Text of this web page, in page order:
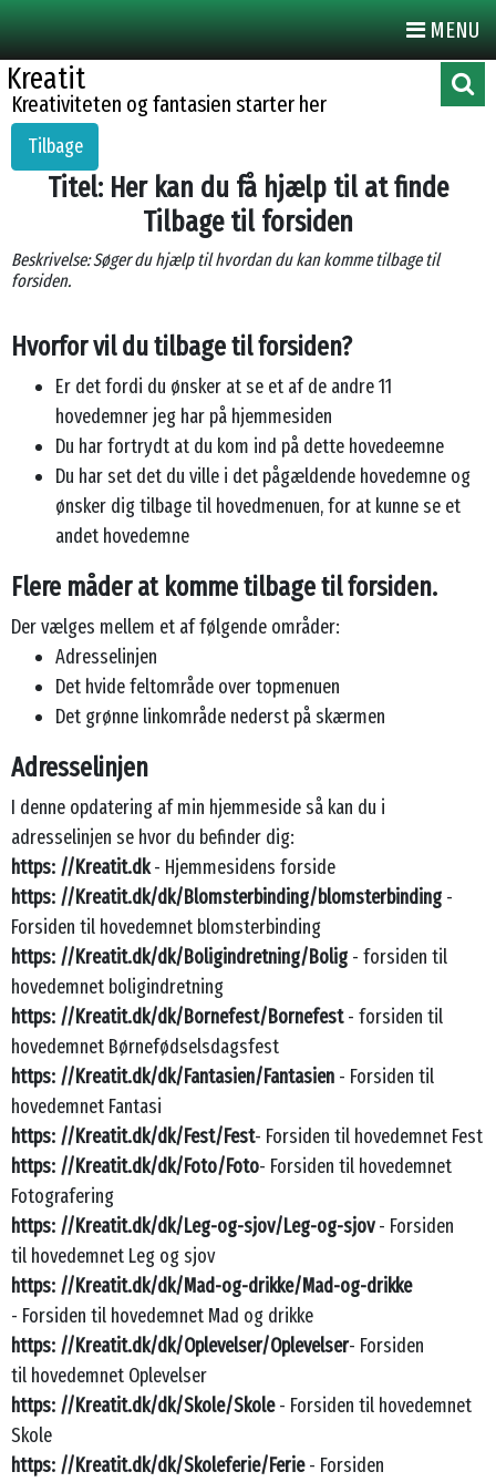
Kreatit
Kreativiteten og fantasien starter her
MENU
Tilbage
Titel: Her kan du få hjælp til at finde
Tilbage til forsiden
Beskrivelse: Søger du hjælp til hvordan du kan komme tilbage til
forsiden.
Hvorfor vil du tilbage til forsiden?
Er det fordi du ønsker at se et af de andre 11
hovedemner jeg har på hjemmesiden
Du har fortrydt at du kom ind på dette hovedeemne
Du har set det du ville i det pågældende hovedemne og
ønsker dig tilbage til hovedmenuen, for at kunne se et
andet hovedemne
Flere måder at komme tilbage til forsiden.
Der vælges mellem et af følgende områder:
Adresselinjen
Det hvide feltområde over topmenuen
Det grønne linkområde nederst på skærmen
Adresselinjen
I denne opdatering af min hjemmeside så kan du i
adresselinjen se hvor du befinder dig:
https: //Kreatit.dk- Hjemmesidens forside
https: //Kreatit.dk/dk/Blomsterbinding/blomsterbinding -
Forsiden til hovedemnet blomsterbinding
https: //Kreatit.dk/dk/Boligindretning/Bolig - forsiden til
hovedemnet boligindretning
https: //Kreatit.dk/dk/Bornefest/Bornefest- forsiden til
hovedemnet Børnefødselsdagsfest
https: //Kreatit.dk/dk/Fantasien/Fantasien - Forsiden til
hovedemnet Fantasi
https: //Kreatit.dk/dk/Fest/Fest- Forsiden til hovedemnet Fest
https: //Kreatit.dk/dk/Foto/Foto- Forsiden til hovedemnet
Fotografering
https: //Kreatit.dk/dk/Leg-og-sjov/Leg-og-sjov- Forsiden
til hovedemnet Leg og sjov
https: //Kreatit.dk/dk/Mad-og-drikke/Mad-og-drikke
- Forsiden til hovedemnet Mad og drikke
https: //Kreatit.dk/dk/Oplevelser/Oplevelser- Forsiden
til hovedemnet Oplevelser
https: //Kreatit.dk/dk/Skole/Skole- Forsiden til hovedemnet
Skole
https: //Kreatit.dk/dk/Skoleferie/Ferie- Forsiden